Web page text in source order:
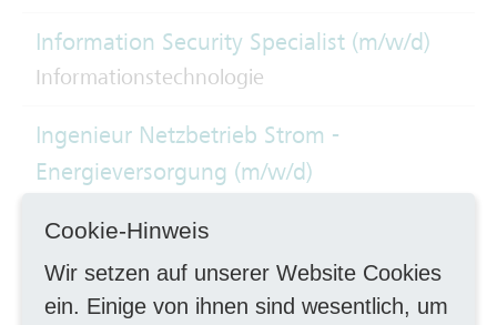
Information Security Specialist (m/w/d)
Informationstechnologie
Ingenieur Netzbetrieb Strom -
Energieversorgung (m/w/d)
Instandhalter Schienenfahrzeuge (m/w/d)
Handwerk mechanisch
Cookie-Hinweis
Wir setzen auf unserer Website Cookies
ein. Einige von ihnen sind wesentlich, um